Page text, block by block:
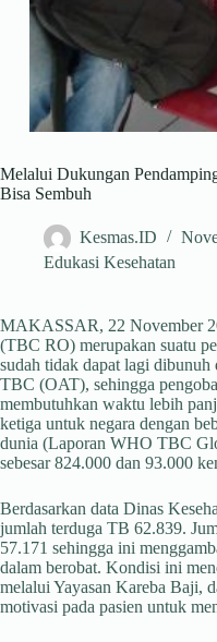
Melalui Dukungan
Bisa Sembuh
Kesmas.ID
Edukasi Kesehatan
MAKASSAR, 22 November
(TBC RO) merupakan suatu
sudah tidak dapat lagi dibunuh
TBC (OAT), sehingga
membutuhkan waktu lebih
ketiga untuk negara dengan
dunia (Laporan WHO TBC
sebesar 824.000 dan 93.000
Berdasarkan data Dinas
jumlah terduga TB 62.839.
57.171 sehingga ini
dalam berobat. Kondisi ini
melalui Yayasan Kareba Baji,
motivasi pada pasien untuk